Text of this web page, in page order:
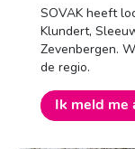
Wonen
Dagbesteding
Behandelingen
Contact
SOVAK heeft
Klundert,
Zevenbergen.
de regio.
Ik meld me